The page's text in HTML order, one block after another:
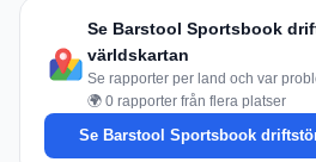
Se Barstool Sportsbook
världskartan
Se rapporter per land och var
🌍 0 rapporter från flera platser
Se Barstool Sportsbook